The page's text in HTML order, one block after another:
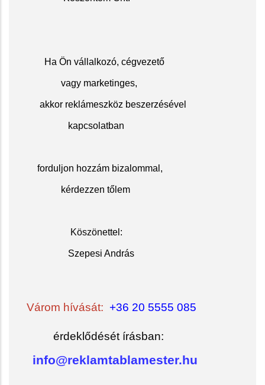
Ha Ön vállalkozó, cégvezető
vagy marketinges,
akkor reklámeszköz beszerzésével
kapcsolatban
forduljon hozzám bizalommal,
kérdezzen tőlem
Köszönettel:
Szepesi András
Várom hívását: +36 20 5555 085
érdeklődését írásban:
info@reklamtablamester.hu